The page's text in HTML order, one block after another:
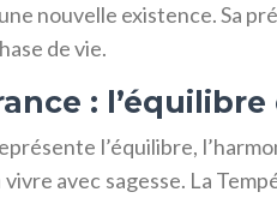
nouvelle existence. Sa
de vie.
:
l’équilibre,
vivre avec sagesse. La